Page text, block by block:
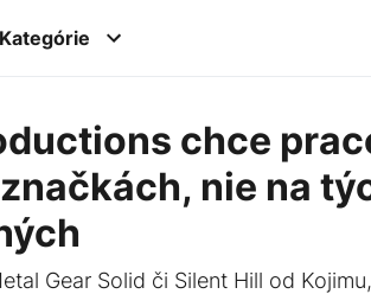
Kategórie
chce
nie na
Gear Solid či Silent Hill od